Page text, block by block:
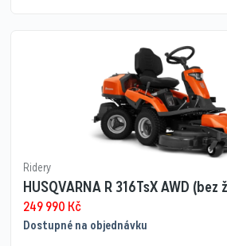
Ridery
HUSQVARNA R 316TsX AWD
249 990 Kč
Dostupné na objednávku